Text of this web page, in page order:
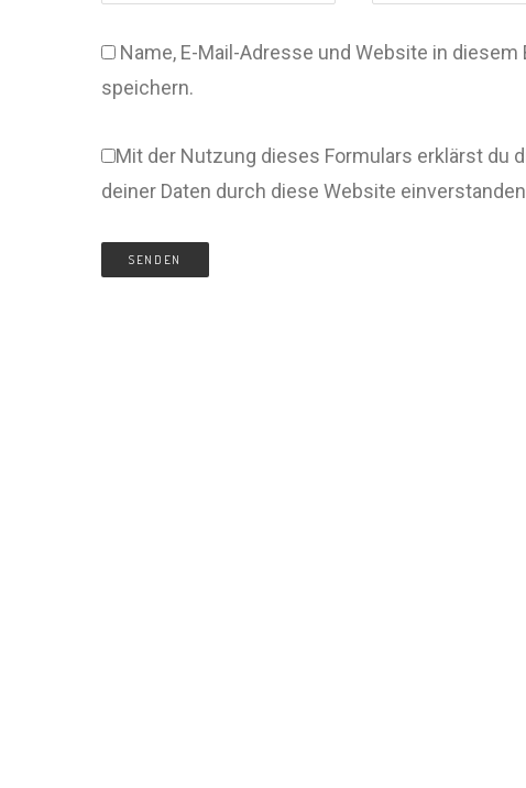
Name, E-Mail-Adresse und Website in
speichern.
Mit der Nutzung dieses Formulars erklärst du
deiner Daten durch diese Website